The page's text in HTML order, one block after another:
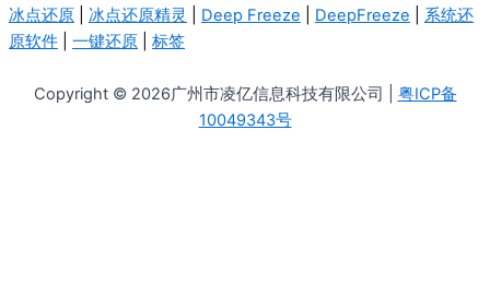
冰点还原 冰点还原精灵 Deep Freeze DeepFreeze
系统还
原软件
一键还原 标签
Copyright © 2026广州市凌亿信息科技有限公司 | 粤ICP备
10049343号